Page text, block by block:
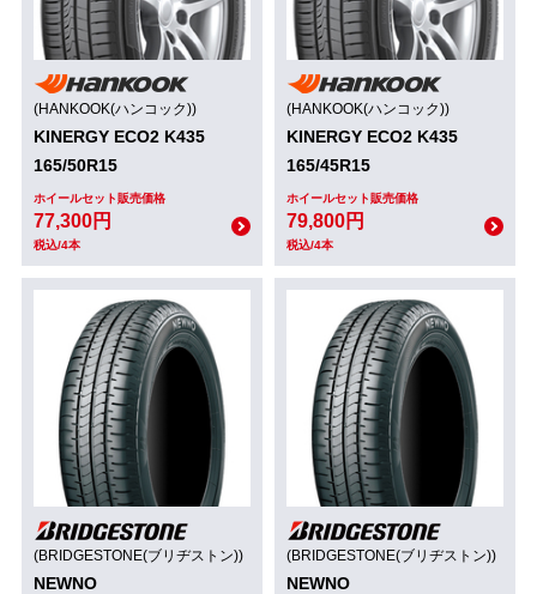
(HANKOOK(ハンコック))
KINERGY ECO2 K435
165/50R15
ホイールセット販売価格
77,300円
税込/4本
(HANKOOK(ハンコック))
KINERGY ECO2 K435
165/45R15
ホイールセット販売価格
79,800円
税込/4本
(BRIDGESTONE(ブリヂストン))
NEWNO
(BRIDGESTONE(ブリヂストン))
NEWNO